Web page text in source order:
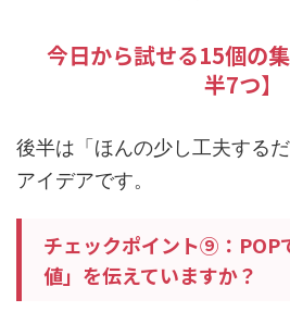
今日から試せる15個の
半7つ】
後半は「ほんの少し工夫する
アイデアです。
チェックポイント⑨：POP
値」を伝えていますか？